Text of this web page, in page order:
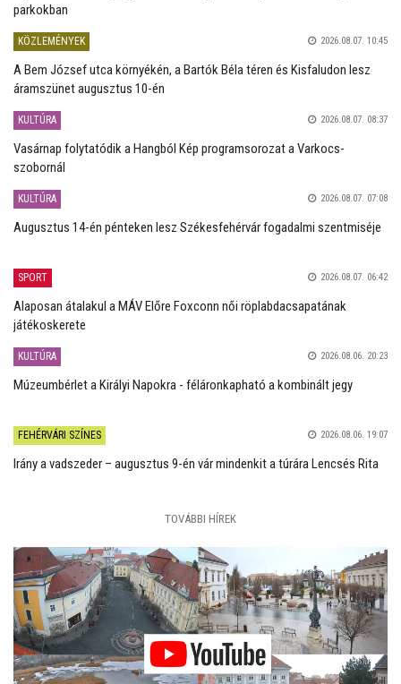
parkokban
KÖZLEMÉNYEK 2026.08.07. 10:45
A Bem József utca környékén, a Bartók Béla téren és Kisfaludon lesz
áramszünet augusztus 10-én
KULTÚRA 2026.08.07. 08:37
Vasárnap folytatódik a Hangból Kép programsorozat a Varkocs-
szobornál
KULTÚRA 2026.08.07. 07:08
Augusztus 14-én pénteken lesz Székesfehérvár fogadalmi szentmiséje
SPORT 2026.08.07. 06:42
Alaposan átalakul a MÁV Előre Foxconn női röplabdacsapatának
játékoskerete
KULTÚRA 2026.08.06. 20:23
Múzeumbérlet a Királyi Napokra - féláronkapható a kombinált jegy
FEHÉRVÁRI SZÍNES 2026.08.06. 19:07
Irány a vadszeder – augusztus 9-én vár mindenkit a túrára Lencsés Rita
TOVÁBBI HÍREK